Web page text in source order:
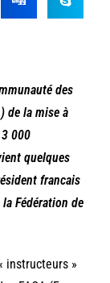
des
de la mise à
000
quelques
francais
Fédération de
instructeurs »